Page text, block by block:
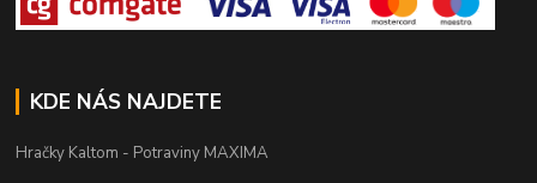
KDE NÁS NAJDETE
Hračky Kaltom - Potraviny MAXIMA